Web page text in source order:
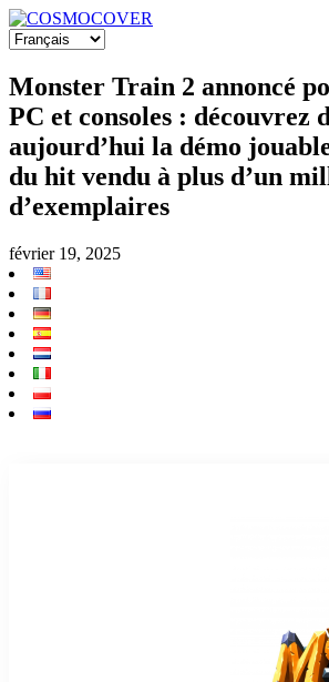
Monster Train 2 annoncé
PC et consoles : découvrez
aujourd’hui la démo
du hit vendu à plus d’un
d’exemplaires
février 19, 2025